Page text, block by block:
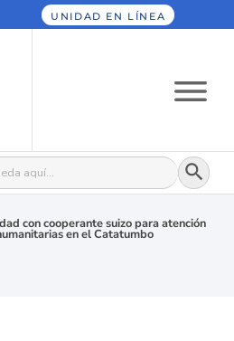
UNIDAD EN LÍNEA
Botón
con cooperante suizo para atención
en el Catatumbo